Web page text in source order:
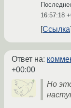
16:57:18
Ссылка
Ответ на:
+00:00
Но